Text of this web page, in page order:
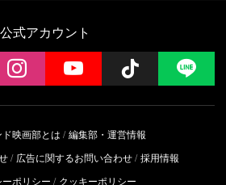
公式アカウント
instagramYouTube Follow
映画部とは
編集部・運営情報
広告に関するお問い合わせ 採用情報
ポリシー
クッキーポリシー